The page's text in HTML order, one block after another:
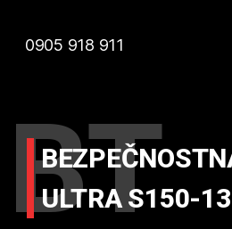
0905 918 911
BT
ULTRA S150-13